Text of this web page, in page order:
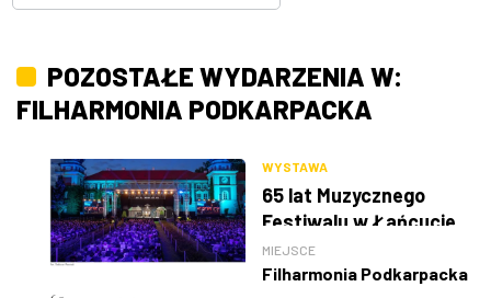
POZOSTAŁE WYDARZENIA W:
FILHARMONIA PODKARPACKA
WYSTAWA
65 lat Muzycznego
Festiwalu w Łańcucie
MIEJSCE
Filharmonia Podkarpacka